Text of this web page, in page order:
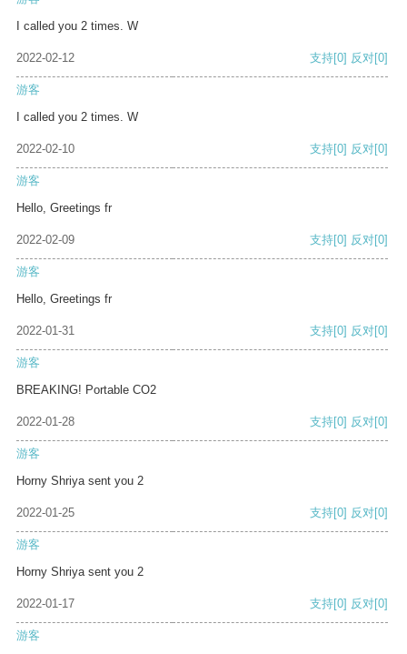
I called you 2 times. W
2022-02-12 支持[0] 反对[0]
游客
I called you 2 times. W
2022-02-10 支持[0] 反对[0]
游客
Hello, Greetings fr
2022-02-09 支持[0] 反对[0]
游客
Hello, Greetings fr
2022-01-31 支持[0] 反对[0]
游客
BREAKING! Portable CO2
2022-01-28 支持[0] 反对[0]
游客
Horny Shriya sent you 2
2022-01-25 支持[0] 反对[0]
游客
Horny Shriya sent you 2
2022-01-17 支持[0] 反对[0]
游客